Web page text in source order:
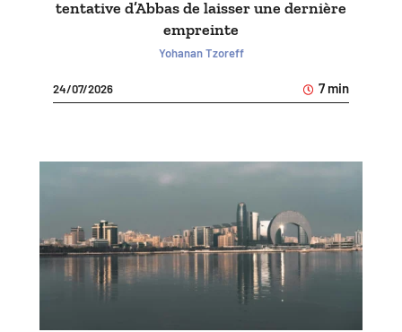
tentative d’Abbas de laisser une dernière
empreinte
Yohanan Tzoreff
24/07/2026 7 min